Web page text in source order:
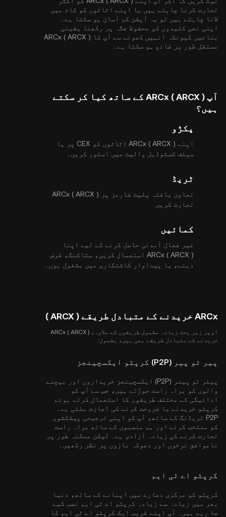
تجارت کرنا چاہتے ہیں یا اپنے اثاثوں کو کام میں
لانا چاہتے ہیں تو یہ آپشن کم آسان ہو سکتا ہے۔
اپنی نجی کلیدوں کو محفوظ جگہ پر رکھنا یقینی
بنائیں کیونکہ انہیں کھونے سے آپ کا ARCx ( ARCX )
مستقل طور پر ضائع ہو سکتا ہے۔
آپ ARCx ( ARCX ) کے ساتھ کیا کر سکتے
ہیں؟
پکڑو
اپنے ARCx ( ARCX ) اثاثوں کو CEX پر یا
سیلف کسٹوڈیل والیٹ میں اسٹور کریں۔
ٹریڈ
تعاون یافتہ پلیٹ فارمز پر ARCx ( ARCX )
تجارت کریں
کمائیں
غیر فعال آمدنی حاصل کرنے کے لیے اپنا
ARCx ( ARCX ) استعمال کریں، سٹاکنگ، قرض
دینے، یا پیداوار کاشتکاری میں مشغول ہوں۔
ARCx خریدنے کے متبادل طریقے ( ARCX )
اوپر زیر بحث زیادہ مقبول طریقوں کے علاوہ، ARCx ( ARCX )
خریدنے کے متبادل طریقے بھی ہیں، بشمول:
پیر ٹو پیر (P2P) کرپٹو ایکسچینجز
پیئر ٹو پیئر (P2P) ایکسچینجز خریداروں اور بیچنے
والوں کو براہ راست جوڑتے ہیں، جس سے آپ کو
ادائیگی کے مختلف طریقوں کا استعمال کرتے ہوئے
کرپٹو خریدنے یا فروخت کرنے کی اجازت ملتی ہے۔
P2P ٹریڈنگ کے ساتھ، آپ کو اپنی ترجیحی پیشکشوں
کو منتخب کرنے اور ہم منصبوں کے ساتھ براہ راست
تجارت کرنے کی زیادہ آزادی ہے۔ لیکن ممکنہ طور پر
ناموافق نرخوں اور دھوکہ بازوں پر نظر رکھیں۔
کرپٹو اے ٹی ایم
کرپٹو کو مرکزی دھارے میں اپنانے کے ساتھ، دنیا
بھر میں زیادہ سے زیادہ کرپٹو اے ٹی ایم نصب کیے
جا رہے ہیں۔ آپ اپنے قریب ایک کرپٹو اے ٹی ایم کا